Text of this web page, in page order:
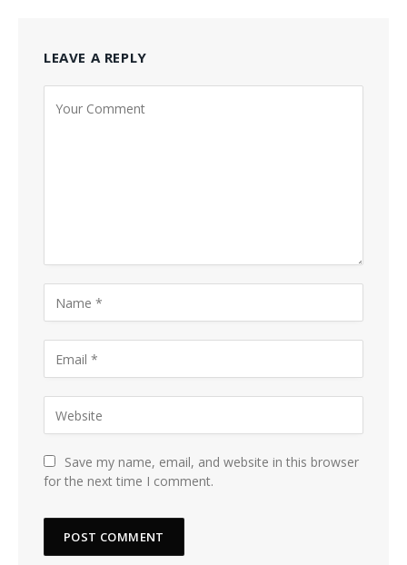
LEAVE A REPLY
Save my name, email, and website in this browser
for the next time I comment.